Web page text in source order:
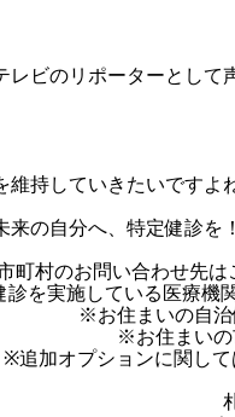
ビのリポーターとし
持していきたいですよ
の自分へ、特定健診を！
※お住まいの自治
※お住まいの
※追加オプションに関して